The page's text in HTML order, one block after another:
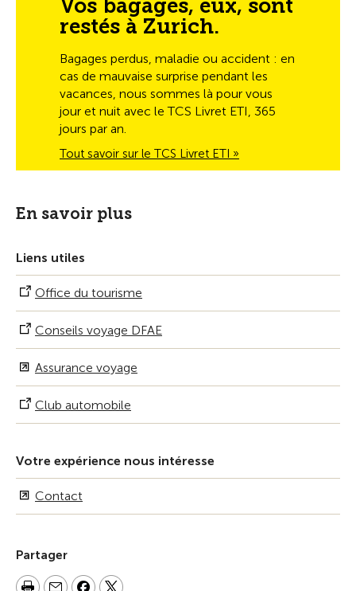
Vos bagages, eux, sont
restés à Zurich.
Bagages perdus, maladie ou accident : en
cas de mauvaise surprise pendant les
vacances, nous sommes là pour vous
jour et nuit avec le TCS Livret ETI, 365
jours par an.
Tout savoir sur le TCS Livret ETI »
En savoir plus
Liens utiles
Office du tourisme
Conseils voyage DFAE
Assurance voyage
Club automobile
Votre expérience nous intéresse
Contact
Partager